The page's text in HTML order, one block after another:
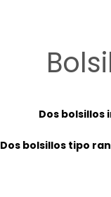
Dos bolsillos
Dos bolsillos tipo